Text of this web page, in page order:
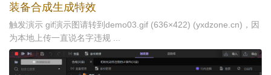
装备合成生成特效
触发演示 gif演示图请转到demo03.gif (636×422) (yxdzone.cn)，因
为本地上传一直说名字违规 ...